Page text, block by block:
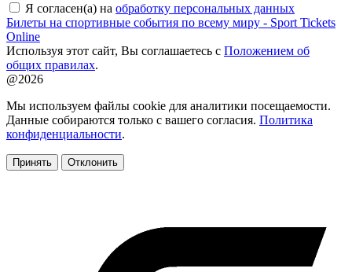
Я согласен(а) на обработку персональных данных
Билеты на спортивные события по всему миру - Sport Tickets
Online
Используя этот сайт, Вы соглашаетесь с Положением об
общих правилах.
@2026
Мы используем файлы cookie для аналитики посещаемости.
Данные собираются только с вашего согласия. Политика
конфиденциальности.
Принять Отклонить